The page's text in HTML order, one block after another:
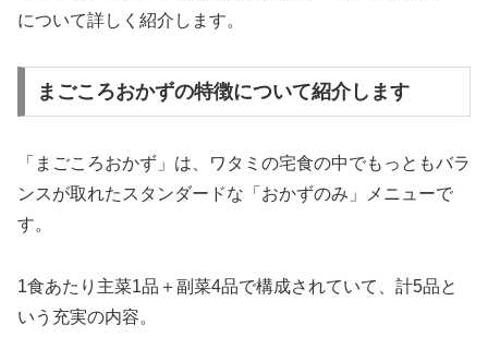
について詳しく紹介します。
まごころおかずの特徴について紹介します
「まごころおかず」は、ワタミの宅食の中でもっともバラ
ンスが取れたスタンダードな「おかずのみ」メニューで
す。
1食あたり主菜1品＋副菜4品で構成されていて、計5品と
いう充実の内容。